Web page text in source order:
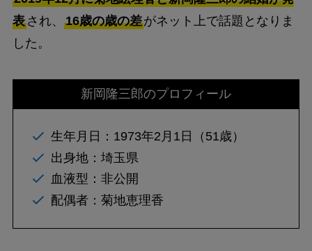
表され、 16歳の歳の差がネット上で話題となりま
した。
新岡隆三郎のプロフィール
生年月日：1973年2月1日（51歳）
出身地：埼玉県
血液型：非公開
配偶者：菊地恵理香